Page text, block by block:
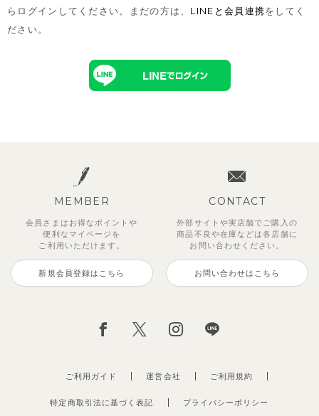
らログインしてください。まだの方は、 LINEと会員連携をしてく
ださい。
MEMBER
会員さまはお得なポイントや
便利な マイページを
ご利用いただけます。
新規会員登録はこちら
CONTACT
外部サイトや実店舗でご購入の
商品不良や在庫などは各店舗に
お問い合わせください。
お問い合わせはこちら
ご利用ガイド 運営会社
特定商取引法に基づく表記 プライバシーポリシー
ご利用規約